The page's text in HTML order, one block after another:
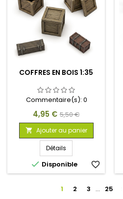
COFFRES EN BOIS 1:35
Commentaire(s): 0
Prix
4,95 € Prix
de
base
5,50 €
 Ajouter au panier
Détails
 Disponible favorite_border
1 2 3 … 25